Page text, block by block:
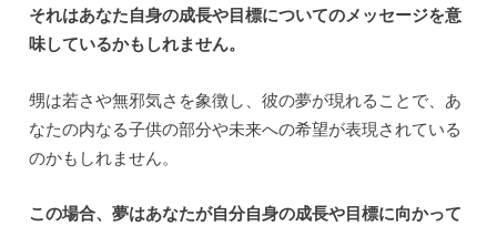
それはあなた自身の成長や目標についてのメッセージを意
味しているかもしれません。
甥は若さや無邪気さを象徴し、彼の夢が現れることで、あ
なたの内なる子供の部分や未来への希望が表現されている
のかもしれません。
この場合、夢はあなたが自分自身の成長や目標に向かって